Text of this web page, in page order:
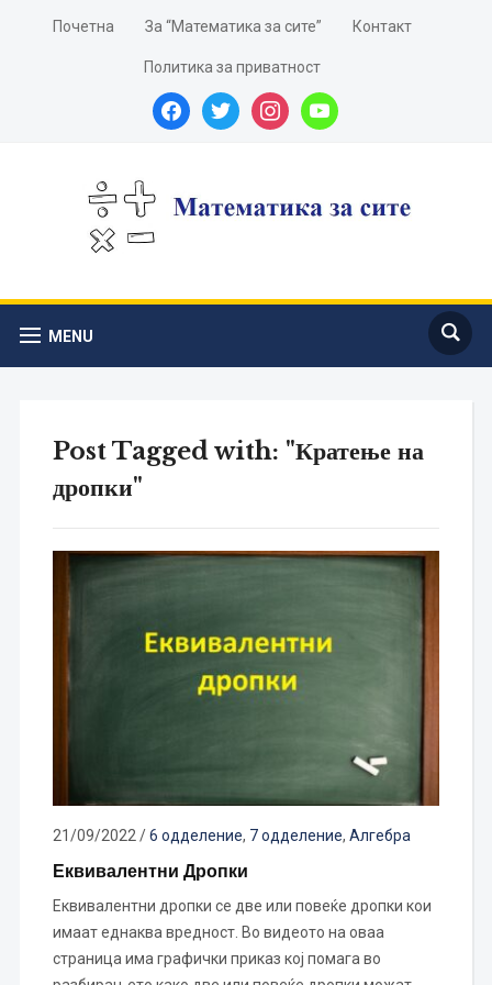
Почетна За “Математика за сите” Контакт
Политика за приватност
facebooktwitter instagramyoutube
MENU
Post Tagged with: "Кратење на
дропки"
21/09/2022 /6 одделение, 7 одделение, Алгебра
Еквивалентни Дропки
Еквивалентни дропки се две или повеќе дропки кои
имаат еднаква вредност. Во видеото на оваа
страница има графички приказ кој помага во